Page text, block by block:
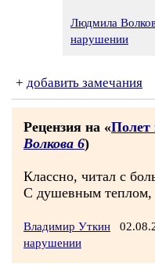
Людмила
нарушении
+ добавить замечания
Рецензия на «Полет
Волкова 6)
Классно, читал с
С душевным теплом,
Владимир Уткин
нарушении